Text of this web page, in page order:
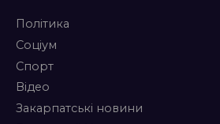
Політика
Соціум
Спорт
Відео
Закарпатські новини